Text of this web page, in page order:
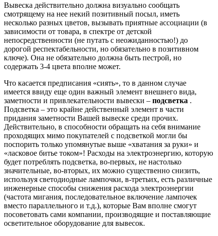
Вывеска действительно должна визуально сообщать
смотрящему на нее некий позитивный посыл, иметь
несколько разных цветов, вызывать приятные ассоциации (в
зависимости от товара, в спектре от детской
непосредственности (не путать с неожиданностью!) до
дорогой респектабельности, но обязательно в позитивном
ключе). Она не обязательно должна быть пестрой, но
содержать 3-4 цвета вполне может.
Что касается предписания «сиять», то в данном случае
имеется ввиду еще один важный элемент внешнего вида,
заметности и привлекательности вывески – подсветка .
Подсветка – это крайне действенный элемент в части
придания заметности Вашей вывеске среди прочих.
Действительно, в способности обращать на себя внимание
проходящих мимо покупателей с подсветкой могли бы
поспорить только упомянутые выше «хватания за руки» и
«ласковое битье током»! Расходы на электроэнергию, которую
будет потреблять подсветка, во-первых, не настолько
значительные, во-вторых, их можно существенно снизить,
используя светодиодные лампочки, в-третьих, есть различные
инженерные способы снижения расхода электроэнергии
(частота мигания, последовательное включение лампочек
вместо параллельного и т.д.), которые Вам вполне смогут
посоветовать сами компании, производящие и поставляющие
осветительное оборудование для вывесок.